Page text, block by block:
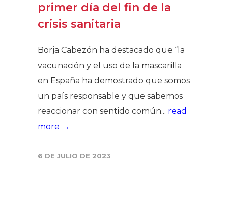
primer día del fin de la
crisis sanitaria
Borja Cabezón ha destacado que “la
vacunación y el uso de la mascarilla
en España ha demostrado que somos
un país responsable y que sabemos
reaccionar con sentido común... read
more →
6 DE JULIO DE 2023